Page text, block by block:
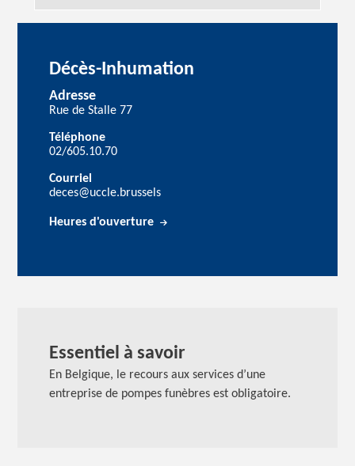
Décès-Inhumation
Adresse
Rue de Stalle 77
Téléphone
02/605.10.70
Courriel
deces@uccle.brussels
Heures d'ouverture
Essentiel à savoir
En Belgique, le recours aux services d’une
entreprise de pompes funèbres est obligatoire.